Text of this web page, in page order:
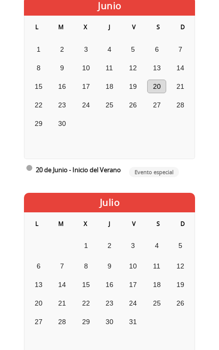
Junio
L M X J V S D
1 2 3 4 5 6 7
8 9 10 11 12 13 14
15 16 17 18 19 20 21
22 23 24 25 26 27 28
29 30
20 de Junio - Inicio del Verano Evento especial
Julio
L M X J V S D
1 2 3 4 5
6 7 8 9 10 11 12
13 14 15 16 17 18 19
20 21 22 23 24 25 26
27 28 29 30 31